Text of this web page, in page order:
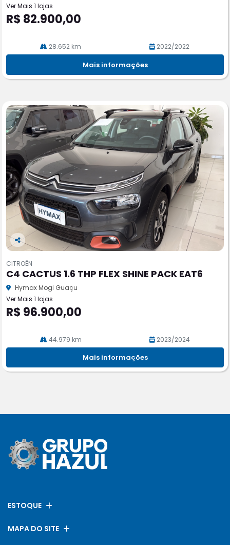
Ver Mais 1 lojas
R$ 82.900,00
28.652 km 2022/2022
Mais informações
Co
pa
rtil
he
CITROËN
C4 CACTUS 1.6 THP FLEX SHINE PACK EAT6
Hymax Mogi Guaçu
Ver Mais 1 lojas
R$ 96.900,00
44.979 km 2023/2024
Mais informações
ESTOQUE
MAPA DO SITE